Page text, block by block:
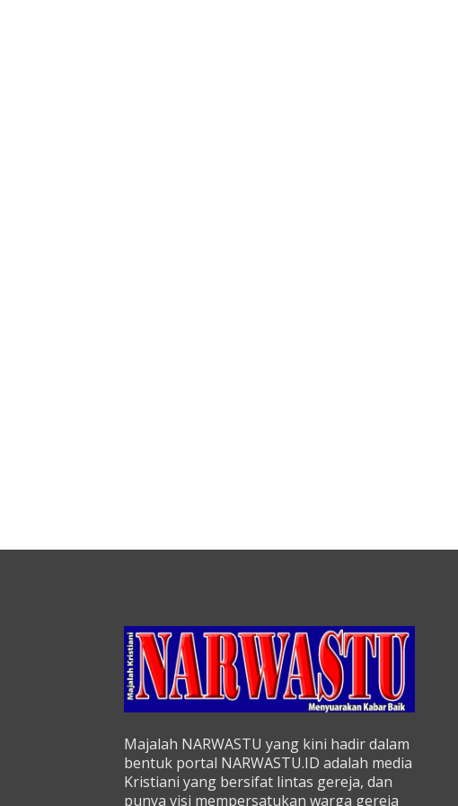
Majalah NARWASTU yang kini hadir dalam
bentuk portal NARWASTU.ID adalah media
Kristiani yang bersifat lintas gereja, dan
punya visi mempersatukan warga gereja